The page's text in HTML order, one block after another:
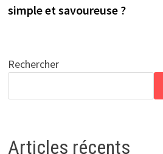
l’article
simple et savoureuse ?
Rechercher
Articles récents